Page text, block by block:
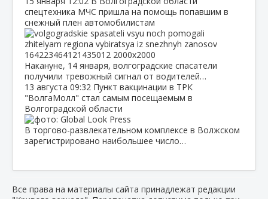
спецтехника МЧС пришла на помощь попавшим в
снежный плен автомобилистам
Накануне, 14 января, волгоградские спасатели
получили тревожный сигнал от водителей…
13 августа 09:32 Пункт вакцинации в ТРК
"ВолгаМолл" стал самым посещаемым в
Волгоградской области
В торгово-развлекательном комплексе в Волжском
зарегистрировано наибольшее число…
Все права на материалы сайта принадлежат редакции